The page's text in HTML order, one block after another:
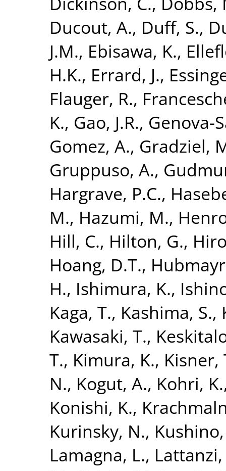
Ducout, A., Duff, S.,
J.M., Ebisawa, K.,
H.K., Errard, J.,
Flauger, R.,
K., Gao, J.R., Genova-
Gomez, A., Gradziel,
Gruppuso, A.,
Hargrave, P.C.,
M., Hazumi, M.,
Hill, C., Hilton, G.,
Hoang, D.T.,
H., Ishimura, K.,
Kaga, T., Kashima, S.,
Kawasaki, T.,
T., Kimura, K., Kisner,
N., Kogut, A., Kohri, K.
Konishi, K.,
Kurinsky, N.,
Lamagna, L.,